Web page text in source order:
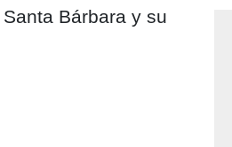
Bárbara y su